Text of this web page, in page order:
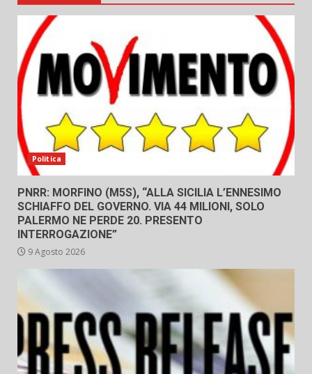
Politica
PNRR: MORFINO (M5S), “ALLA SICILIA L’ENNESIMO
SCHIAFFO DEL GOVERNO. VIA 44 MILIONI, SOLO
PALERMO NE PERDE 20. PRESENTO
INTERROGAZIONE”
9 Agosto 2026